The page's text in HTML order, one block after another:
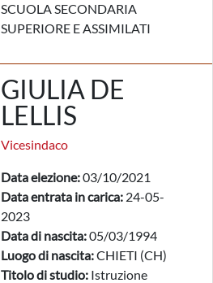
SCUOLA SECONDARIA
SUPERIORE E ASSIMILATI
GIULIA DE
LELLIS
Vicesindaco
Data elezione:03/10/2021
Data entrata in carica: 24-05-
2023
Data di nascita:05/03/1994
Luogo di nascita:CHIETI (CH)
Titolo di studio: Istruzione